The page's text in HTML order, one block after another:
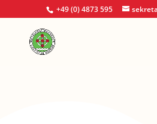
+49 (0) 4873 595